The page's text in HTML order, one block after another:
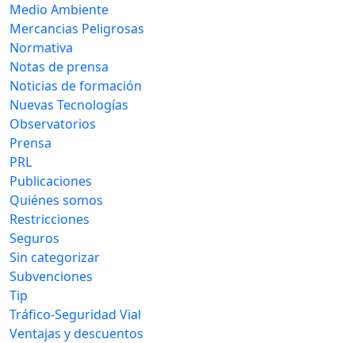
Medio Ambiente
Mercancias Peligrosas
Normativa
Notas de prensa
Noticias de formación
Nuevas Tecnologías
Observatorios
Prensa
PRL
Publicaciones
Quiénes somos
Restricciones
Seguros
Sin categorizar
Subvenciones
Tip
Tráfico-Seguridad Vial
Ventajas y descuentos